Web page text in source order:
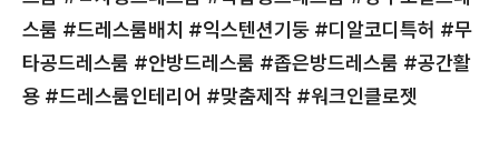
스룸 #드레스룸배치 #익스텐션기둥 #디알코디특허 #무
타공드레스룸 #안방드레스룸 #좁은방드레스룸 #공간활
용 #드레스룸인테리어 #맞춤제작 #워크인클로젯